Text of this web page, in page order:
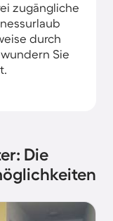
zugängliche
durch
Sie
Die